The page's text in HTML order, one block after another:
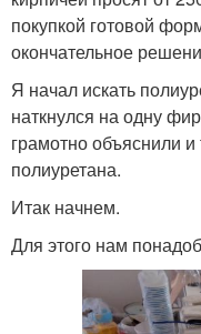
покупкой готовой
окончательное
Я начал искать
наткнулся на одну
грамотно объяснили
полиуретана.
Итак начнем.
Для этого нам